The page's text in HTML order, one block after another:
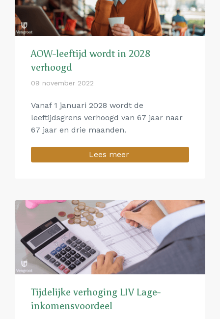
AOW-leeftijd wordt in 2028
verhoogd
09 november 2022
Vanaf 1 januari 2028 wordt de
leeftijdsgrens verhoogd van 67 jaar naar
67 jaar en drie maanden.
Lees meer
Tijdelijke verhoging LIV Lage-
inkomensvoordeel